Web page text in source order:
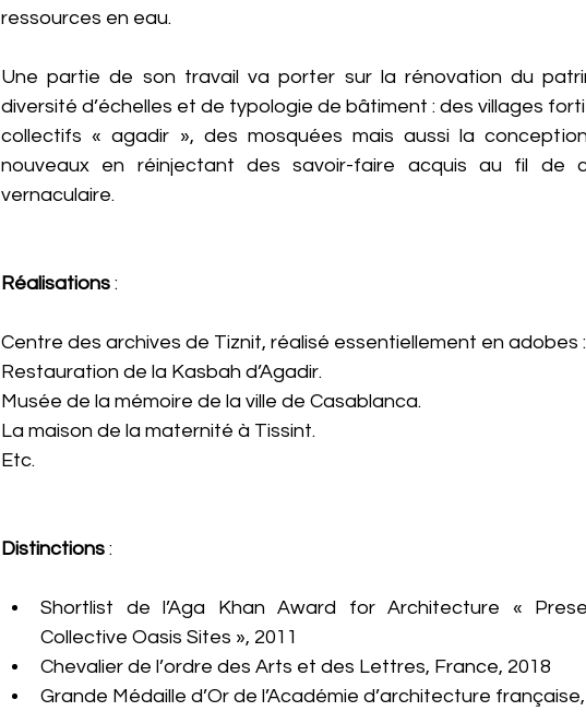
ressources en eau.
Une partie de son travail va porter sur la rénovation du
diversité d’échelles et de typologie de bâtiment : des villages
collectifs « agadir », des mosquées mais aussi la
nouveaux en réinjectant des savoir-faire acquis au fil de
vernaculaire.
Réalisations :
Centre des archives de Tiznit, réalisé essentiellement en adobes :
Restauration de la Kasbah d’Agadir.
Musée de la mémoire de la ville de Casablanca.
La maison de la maternité à Tissint.
Etc.
Distinctions :
Shortlist de l’Aga Khan Award for Architecture «
Collective Oasis Sites », 2011
Chevalier de l’ordre des Arts et des Lettres, France, 2018
Grande Médaille d’Or de l’Académie d’architecture française,